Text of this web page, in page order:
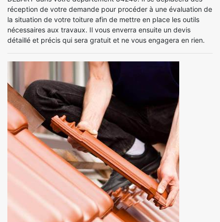
réception de votre demande pour procéder à une évaluation de
la situation de votre toiture afin de mettre en place les outils
nécessaires aux travaux. Il vous enverra ensuite un devis
détaillé et précis qui sera gratuit et ne vous engagera en rien.